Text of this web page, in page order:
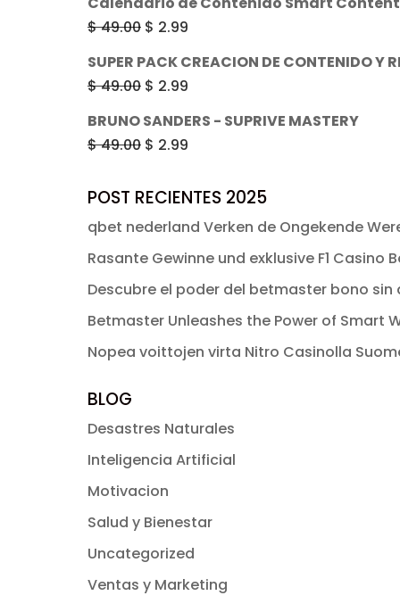
$ 49.00.$ 2.99.
original
era:
$ 49.00.$ 2.99.
$49.00 El
original
era:
$ 49.00.
$ 2.99
$ 2.99.
SUPER PACK CREACION DE CONTENIDO Y
$49.00 El
original
era:
$ 2.99
BRUNO SANDERS - SUPRIVE MASTERY
$49.00 El
original
era:
$ 2.99
actual
es:
POST RECIENTES 2025
qbet nederland Verken de Ongekende
Rasante Gewinne und exklusive F1 Casino
Descubre el poder del betmaster bono
Betmaster Unleashes the Power of Smart
Nopea voittojen virta Nitro Casinolla
BLOG
Desastres Naturales
Inteligencia Artificial
Motivacion
Salud y Bienestar
Uncategorized
Ventas y Marketing